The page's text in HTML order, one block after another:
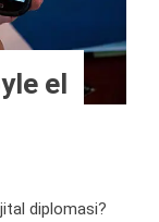
el
diplomasi?